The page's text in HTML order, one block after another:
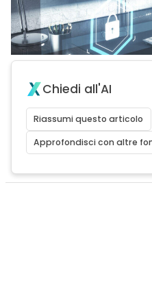
Chiedi all'AI
Riassumi questo articolo
Approfondisci con altre